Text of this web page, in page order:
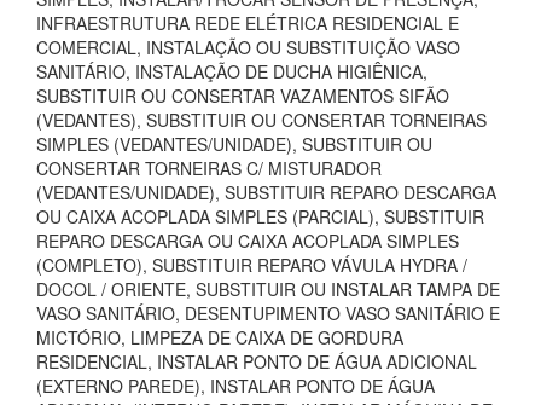
INFRAESTRUTURA REDE ELÉTRICA RESIDENCIAL E
COMERCIAL, INSTALAÇÃO OU SUBSTITUIÇÃO VASO
SANITÁRIO, INSTALAÇÃO DE DUCHA HIGIÊNICA,
SUBSTITUIR OU CONSERTAR VAZAMENTOS SIFÃO
(VEDANTES), SUBSTITUIR OU CONSERTAR TORNEIRAS
SIMPLES (VEDANTES/UNIDADE), SUBSTITUIR OU
CONSERTAR TORNEIRAS C/ MISTURADOR
(VEDANTES/UNIDADE), SUBSTITUIR REPARO DESCARGA
OU CAIXA ACOPLADA SIMPLES (PARCIAL), SUBSTITUIR
REPARO DESCARGA OU CAIXA ACOPLADA SIMPLES
(COMPLETO), SUBSTITUIR REPARO VÁVULA HYDRA /
DOCOL / ORIENTE, SUBSTITUIR OU INSTALAR TAMPA DE
VASO SANITÁRIO, DESENTUPIMENTO VASO SANITÁRIO E
MICTÓRIO, LIMPEZA DE CAIXA DE GORDURA
RESIDENCIAL, INSTALAR PONTO DE ÁGUA ADICIONAL
(EXTERNO PAREDE), INSTALAR PONTO DE ÁGUA